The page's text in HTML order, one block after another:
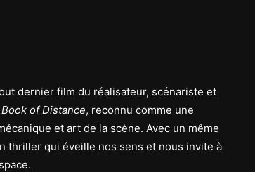
dernier film du réalisateur, scénariste et
Book of Distance, reconnu comme une
et art de la scène. Avec un même
thriller qui éveille nos sens et nous invite à